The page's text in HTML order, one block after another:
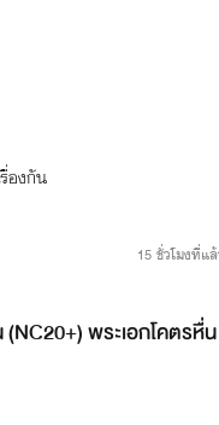
องกัน
15 ชั่วโมงที่แ
(NC20+) พระเอกโคตรหื่น